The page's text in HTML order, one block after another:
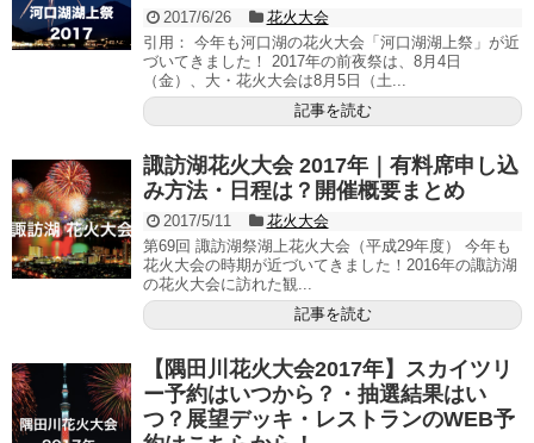
2017/6/26
花火大会
引用： 今年も河口湖の花火大会「河口湖湖上祭」が近
づいてきました！ 2017年の前夜祭は、8月4日
（金）、大・花火大会は8月5日（土...
記事を読む
諏訪湖花火大会 2017年｜有料席申し込
み方法・日程は？開催概要まとめ
2017/5/11
花火大会
第69回 諏訪湖祭湖上花火大会（平成29年度） 今年も
花火大会の時期が近づいてきました！2016年の諏訪湖
の花火大会に訪れた観...
記事を読む
【隅田川花火大会2017年】スカイツリ
ー予約はいつから？・抽選結果はい
つ？展望デッキ・レストランのWEB予